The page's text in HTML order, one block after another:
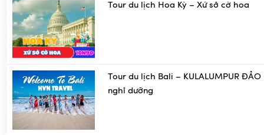
Tour du lịch Hoa Kỳ – Xứ sở cờ hoa
Tour du lịch Bali – KULALUMPUR
nghỉ dưỡng